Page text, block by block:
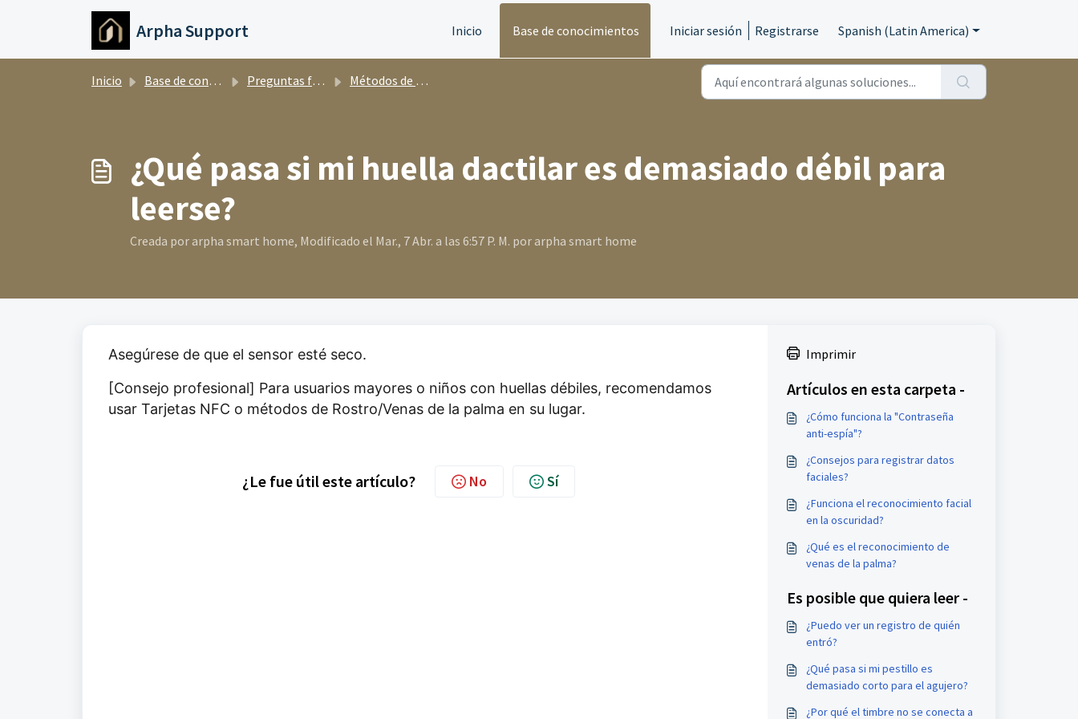
Ir al contenido principal
Arpha Support Inicio Base de conocimientos Iniciar sesión Registrarse Spanish (Latin America)
Inicio Base de conocimientos Preguntas frecuentes Métodos de desbloqueo
¿Qué pasa si mi huella dactilar es demasiado débil para
leerse?
Creada por arpha smart home, Modificado el Mar., 7 Abr. a las 6:57 P. M. por arpha smart home
Asegúrese de que el sensor esté seco.
[Consejo profesional] Para usuarios mayores o niños con huellas débiles, recomendamos
usar Tarjetas NFC o métodos de Rostro/Venas de la palma en su lugar.
¿Le fue útil este artículo? No Sí
Imprimir
Artículos en esta carpeta -
¿Cómo funciona la "Contraseña
anti-espía"?
¿Consejos para registrar datos
faciales?
¿Funciona el reconocimiento facial
en la oscuridad?
¿Qué es el reconocimiento de
venas de la palma?
Es posible que quiera leer -
¿Puedo ver un registro de quién
entró?
¿Qué pasa si mi pestillo es
demasiado corto para el agujero?
¿Por qué el timbre no se conecta a